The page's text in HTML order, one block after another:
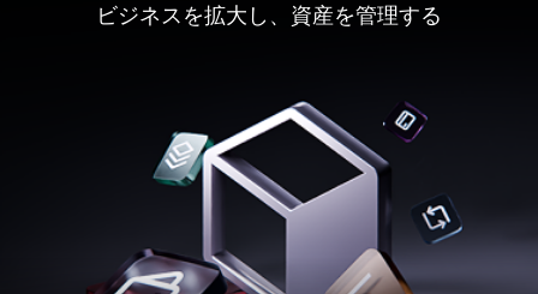
ビジネスを拡大し、資産を管理する